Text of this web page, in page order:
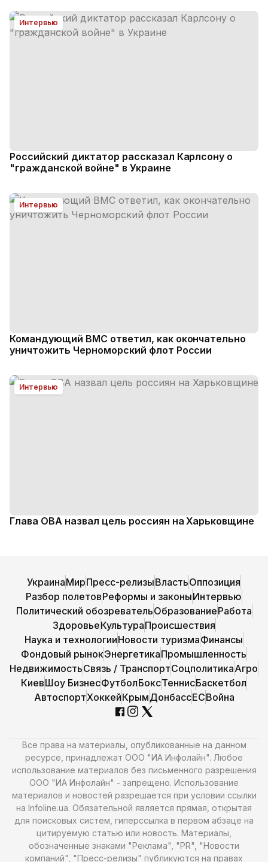
Интервью
Российский диктатор рассказал Карлсону о
"гражданской войне" в Украине
Интервью
Командующий ВМС ответил, как окончательно
уничтожить Черноморский флот России
Интервью
Глава ОВА назвал цель россиян на Харьковщине
УкраинаМирПресс-релизыВластьОппозиция
Разбор полетовРеформы и законыИнтервью
Политический обозревательОбразованиеРабота
ЗдоровьеКультураПроисшествия
Наука и технологииНовости туризмаФинансы
Фондовый рынокЭнергетикаПромышленность
НедвижимостьСвязь / ТранспортСоцполитикаАгро
КиевШоу БизнесФутболБоксТеннисБаскетбол
АвтоспортХоккейКрымДонбассЕСВойна
Все права на материалы, опубликованные на данном
ресурсе, принадлежат ООО "ИА Инфолайн". Любое
использование материалов без письменного разрешения
ООО "ИА Инфолайн" - запрещено. Использование
материалов и новостей разрешается при условии ссылки
на Infoline.ua. Обязательной является прямая, открытая
для поисковых систем, гиперссылка в первом абзаце на
цитируемую статью или новость. Материалы,
обозначенные знаками "Реклама", "PR", "Новости
компаний", "Пресс-релизы" публикуются на правах